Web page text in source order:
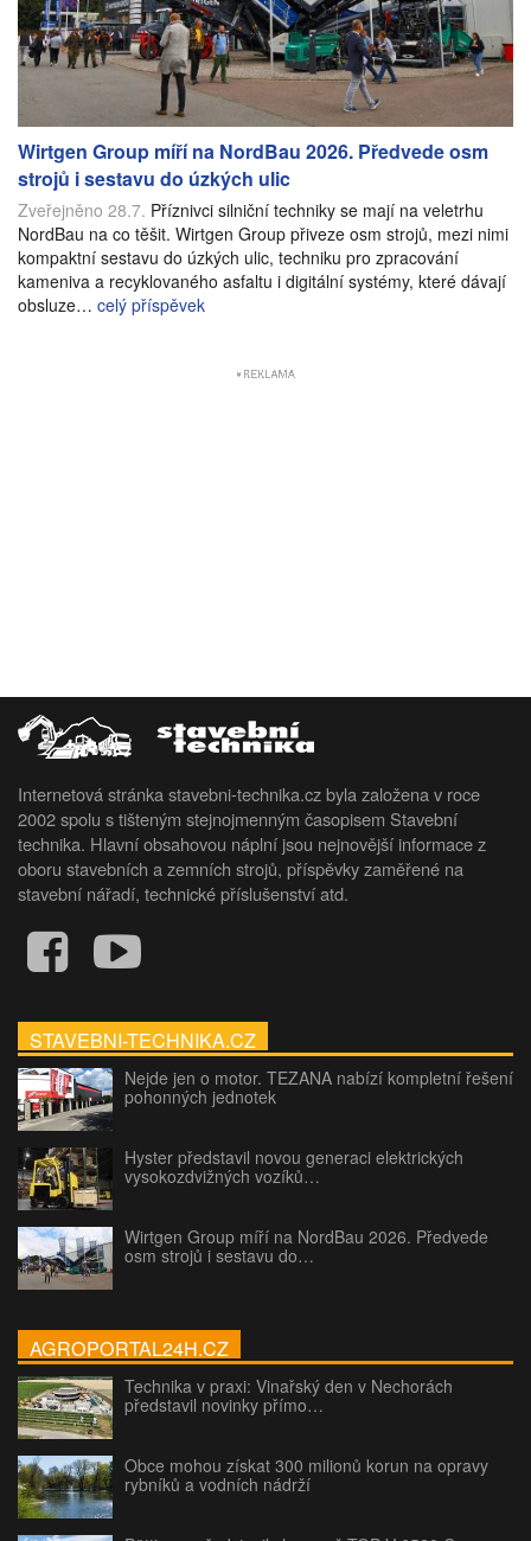
Wirtgen Group míří na NordBau 2026. Předvede osm
strojů i sestavu do úzkých ulic
Zveřejněno 28.7. Příznivci silniční techniky se mají na veletrhu
NordBau na co těšit. Wirtgen Group přiveze osm strojů, mezi nimi
kompaktní sestavu do úzkých ulic, techniku pro zpracování
kameniva a recyklovaného asfaltu i digitální systémy, které dávají
obsluze… celý příspěvek
Internetová stránka stavebni-technika.cz byla založena v roce
2002 spolu s tišteným stejnojmenným časopisem Stavební
technika. Hlavní obsahovou náplní jsou nejnovější informace z
oboru stavebních a zemních strojů, příspěvky zaměřené na
stavební nářadí, technické příslušenství atd.
STAVEBNI-TECHNIKA.CZ
Nejde jen o motor. TEZANA nabízí kompletní řešení
pohonných jednotek
Hyster představil novou generaci elektrických
vysokozdvižných vozíků…
Wirtgen Group míří na NordBau 2026. Předvede
osm strojů i sestavu do…
AGROPORTAL24H.CZ
Technika v praxi: Vinařský den v Nechorách
představil novinky přímo…
Obce mohou získat 300 milionů korun na opravy
rybníků a vodních nádrží